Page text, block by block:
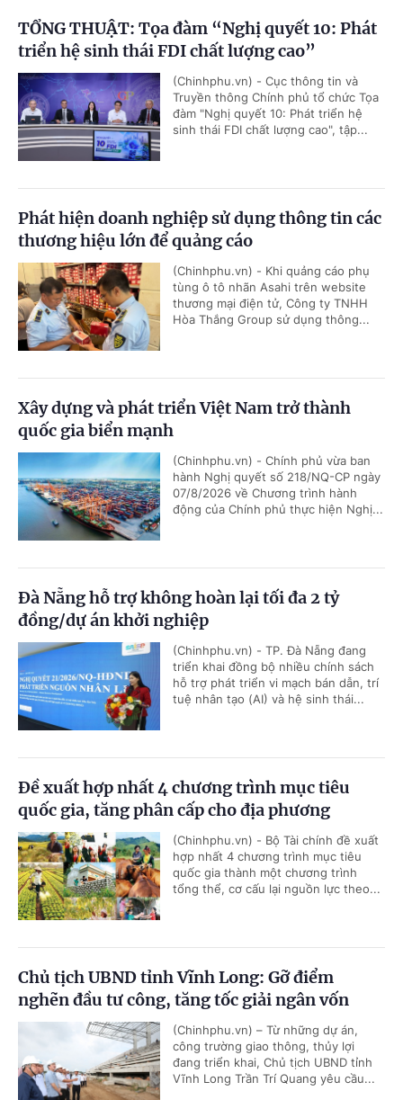
TỔNG THUẬT: Tọa đàm “Nghị quyết 10: Phát
triển hệ sinh thái FDI chất lượng cao”
(Chinhphu.vn) - Cục thông tin và
Truyền thông Chính phủ tổ chức Tọa
đàm "Nghị quyết 10: Phát triển hệ
sinh thái FDI chất lượng cao", tập...
Phát hiện doanh nghiệp sử dụng thông tin các
thương hiệu lớn để quảng cáo
(Chinhphu.vn) - Khi quảng cáo phụ
tùng ô tô nhãn Asahi trên website
thương mại điện tử, Công ty TNHH
Hòa Thắng Group sử dụng thông...
Xây dựng và phát triển Việt Nam trở thành
quốc gia biển mạnh
(Chinhphu.vn) - Chính phủ vừa ban
hành Nghị quyết số 218/NQ-CP ngày
07/8/2026 về Chương trình hành
động của Chính phủ thực hiện Nghị...
Đà Nẵng hỗ trợ không hoàn lại tối đa 2 tỷ
đồng/dự án khởi nghiệp
(Chinhphu.vn) - TP. Đà Nẵng đang
triển khai đồng bộ nhiều chính sách
hỗ trợ phát triển vi mạch bán dẫn, trí
tuệ nhân tạo (AI) và hệ sinh thái...
Đề xuất hợp nhất 4 chương trình mục tiêu
quốc gia, tăng phân cấp cho địa phương
(Chinhphu.vn) - Bộ Tài chính đề xuất
hợp nhất 4 chương trình mục tiêu
quốc gia thành một chương trình
tổng thể, cơ cấu lại nguồn lực theo...
Chủ tịch UBND tỉnh Vĩnh Long: Gỡ điểm
nghẽn đầu tư công, tăng tốc giải ngân vốn
(Chinhphu.vn) – Từ những dự án,
công trường giao thông, thủy lợi
đang triển khai, Chủ tịch UBND tỉnh
Vĩnh Long Trần Trí Quang yêu cầu...